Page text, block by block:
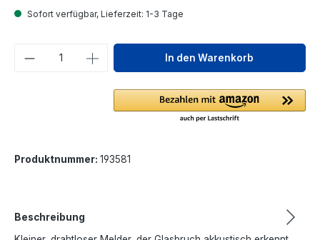
Sofort verfügbar, Lieferzeit: 1-3 Tage
Produkt Anzahl: Gib denIn den Warenkorb
Produktnummer: 193581
Beschreibung